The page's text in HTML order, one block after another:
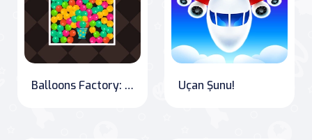
Balloons Factory: The Inflation Adventure Uçan Şunu!